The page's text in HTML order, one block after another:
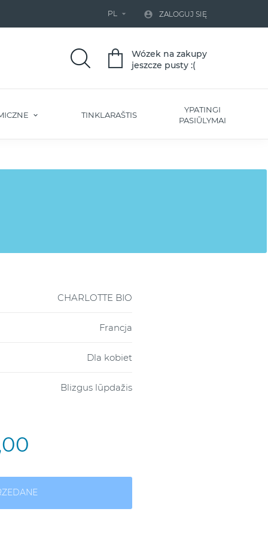
PL   ZALOGUJ SIĘ
Wózek na zakupy
jeszcze pusty :(
TINKLARAŠTIS
YPATINGI
PASIŪLYMAI
CHARLOTTE BIO
Francja
Dla kobiet
Blizgus lūpdažis